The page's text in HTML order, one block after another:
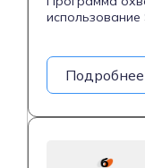
созданием
Подробнее